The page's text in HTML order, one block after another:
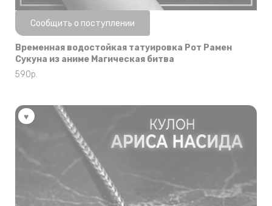
Нет в наличии
Сообщить о поступлении
Временная водостойкая татуировка Рот Рамен
Сукуна из аниме Магическая битва
590р.